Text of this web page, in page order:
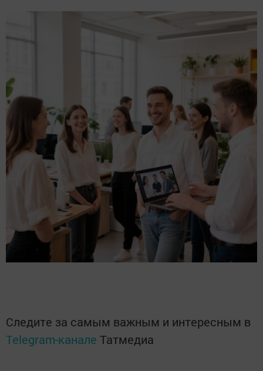
Следите за самым важным и интересным в
Telegram-канале Татмедиа